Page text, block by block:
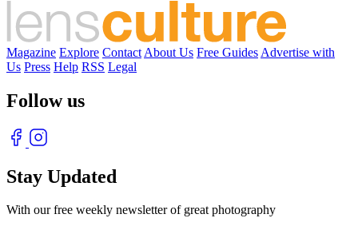
Magazine Explore Contact About Us Free Guides Advertise with
Us Press Help RSS Legal
Follow us
Stay Updated
With our free weekly newsletter of great photography